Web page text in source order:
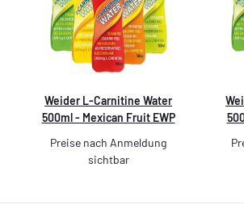
Weider L-Carnitine Water
500ml - Mexican Fruit EWP
Preise nach Anmeldung
sichtbar